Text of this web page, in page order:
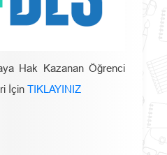
Hak Kazanan Öğrenci
İçin TIKLAYINIZ